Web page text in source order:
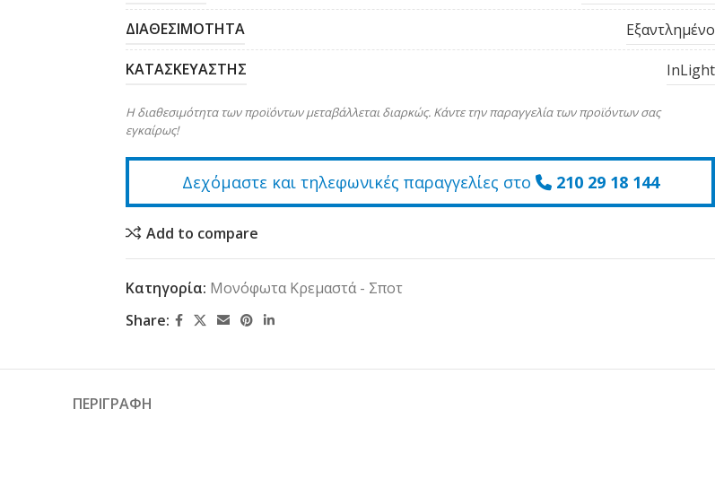
ΔΙΑΘΕΣΙΜΟΤΗΤΑ Εξαντλημένο
ΚΑΤΑΣΚΕΥΑΣΤΗΣ InLight
Η διαθεσιμότητα των προϊόντων μεταβάλλεται διαρκώς. Κάντε την παραγγελία των προϊόντων σας
εγκαίρως!
Δεχόμαστε και τηλεφωνικές παραγγελίες στο 210 29 18 144
Add to compare
Κατηγορία: Μονόφωτα Κρεμαστά - Σποτ
Share:
ΠΕΡΙΓΡΑΦΗ